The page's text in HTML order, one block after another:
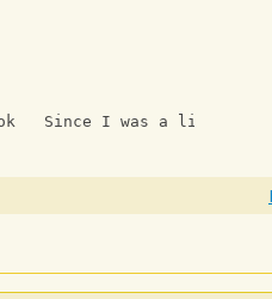
Since I was a little boy